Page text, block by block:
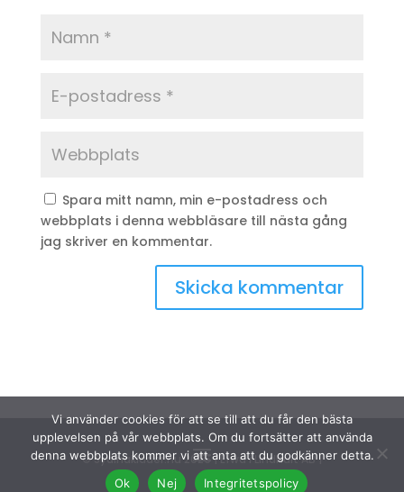
Spara mitt namn, min e-postadress och
webbplats i denna webbläsare till nästa gång
jag skriver en kommentar.
© Sydinakläder.nu 2026 | Efwa i Lindhult AB |
Vi använder cookies för att se till att du får den bästa
upplevelsen på vår webbplats. Om du fortsätter att använda
denna webbplats kommer vi att anta att du godkänner detta.
Ok
Nej Integritetspolicy